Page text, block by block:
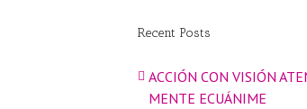
Recent Posts
ACCIÓN CON VISIÓN
MENTE ECUÁNIME